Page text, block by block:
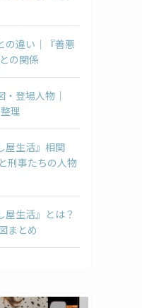
の違い｜『善悪
の関係
登場人物｜
理
屋生活』相関
刑事たちの人物
屋生活』とは？
まとめ